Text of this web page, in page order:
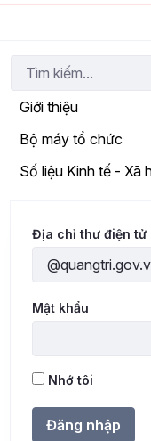
Giới thiệu
Bộ máy tổ chức
Số liệu Kinh tế - Xã
Đăng nhập
Địa chỉ thư điện tử
Mật khẩu
Nhớ tôi
Đăng nhập